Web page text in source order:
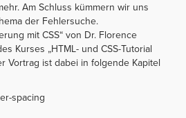
Am Schluss kümmern wir uns
der Fehlersuche.
mit CSS“ von Dr. Florence
Kurses „HTML- und CSS-Tutorial
Vortrag ist dabei in folgende Kapitel
spacing